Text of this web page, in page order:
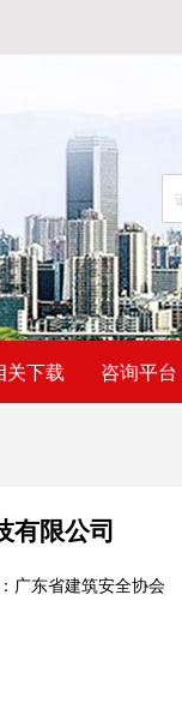
关下载 咨询平台
有限公司
广东省建筑安全协会